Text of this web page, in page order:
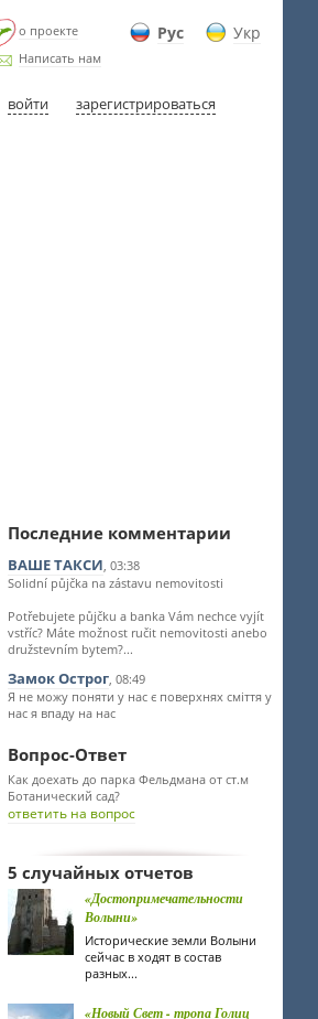
Рус Укр
о проекте
Написать нам
войти зарегистрироваться
Последние комментарии
ВАШЕ ТАКСИ, 03:38
Solidní půjčka na zástavu nemovitosti
Potřebujete půjčku a banka Vám nechce vyjít
vstříc? Máte možnost ručit nemovitosti anebo
družstevním bytem?...
Замок Острог, 08:49
Я не можу поняти у нас є поверхнях сміття у
нас я впаду на нас
Вопрос-Ответ
Как доехать до парка Фельдмана от ст.м
Ботанический сад?
ответить на вопрос
5 случайных отчетов
«Достопримечательности
Волыни»
Исторические земли Волыни
сейчас в ходят в состав
разных...
«Новый Свет - тропа Голиц